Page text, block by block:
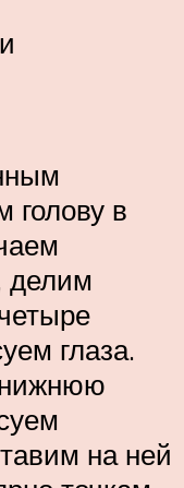
голову в
делим
глаза.
на ней